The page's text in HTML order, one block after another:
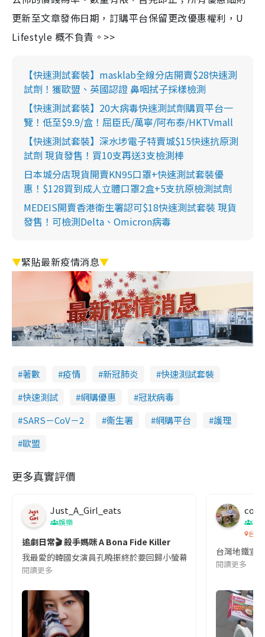
更新至文章發佈日期，訂購平台保留更改優惠權利，U
Lifestyle 概不負責。>>
【快速測試套裝】masklab全線分店開賣$28快速測
試劑！獲歐盟、英國認證 鼻咽拭子採樣檢測
【快速測試套裝】20大病毒快速測試劑購買平台一
覽！低至$9.9/盒！屈臣氏/萬寧/阿布泰/HKTVmall
【快速測試套裝】深水埗電子特賣城$15快速抗原測
試劑 現貨發售！買10支再送3支檢測棒
日本城分店現貨開賣KN95口罩+快速測試套裝優
惠！$128買到成人立體口罩2盒+5支抗原檢測試劑
MEDEIS開賣香港衛生署認可$18快速測試套裝 現貨
發售！可檢測Delta、Omicron病毒
▼緊貼最新疫情消息▼
著數 疫情 新冠肺炎
快速測試套裝
快速測試
網購優惠
冠狀病毒
SARS－CoV－2
衞生署 網購平台
護理
歐盟
更多真實評價
Just_A_Girl_eats
娛樂
追劇日常🎬 殺手媽咪 A Bona Fide Killer
我最愛的韓國女演員孔曉振終於要回歸小螢幕啦!這次的劇本改編
閱讀更多
co
吹
台灣
台灣地鐵宣
閱讀更多